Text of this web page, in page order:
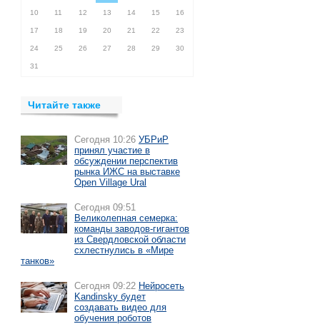
10 11 12 13 14 15 16
17 18 19 20 21 22 23
24 25 26 27 28 29 30
31
Читайте также
Сегодня 10:26 УБРиР
принял участие в
обсуждении перспектив
рынка ИЖС на выставке
Open Village Ural
Сегодня 09:51
Великолепная семерка:
команды заводов-гигантов
из Свердловской области
схлестнулись в «Мире
танков»
Сегодня 09:22 Нейросеть
Kandinsky будет
создавать видео для
обучения роботов